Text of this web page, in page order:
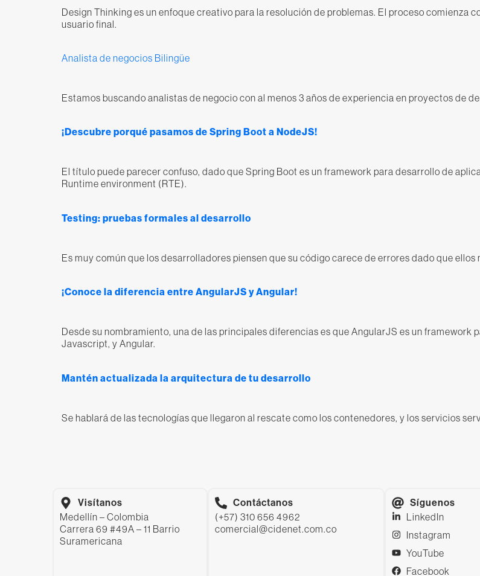
Design Thinking es un enfoque creativo para la resolución de problemas. El proceso comienza
usuario final.
Analista de negocios Bilingüe
Estamos buscando analistas de negocio con al menos 3 años de experiencia en proyectos de
¡Descubre porqué pasamos de Spring Boot a NodeJS!
El título puede parecer confuso, dado que Spring Boot es un framework para desarrollo de
Runtime environment (RTE).
Testing: pruebas formales al desarrollo
Es muy común que los desarrolladores piensen que su código carece de errores dado que ellos
¡Conoce la diferencia entre AngularJS y Angular!
Desde su nombramiento, una de las principales diferencias es que AngularJS es un framework
Javascript, y Angular.
Mantén actualizada la arquitectura de tu desarrollo
Se hablará de las tecnologías que llegaron al rescate como los contenedores, y los servicios
Visítanos
Medellín – Colombia
Carrera 69 #49A – 11 Barrio
Suramericana
Contáctanos
(+57) 310 656 4962
comercial@cidenet.com.co
Síguenos
LinkedIn
Instagram
YouTube
Facebook